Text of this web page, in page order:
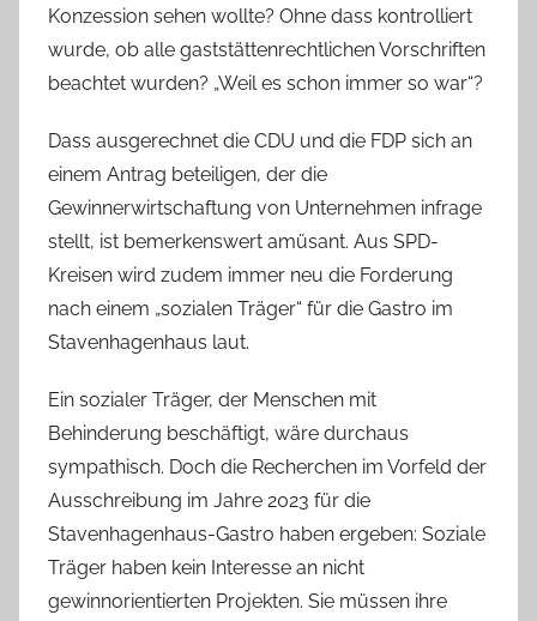
Konzession sehen wollte? Ohne dass kontrolliert
wurde, ob alle gaststättenrechtlichen Vorschriften
beachtet wurden? „Weil es schon immer so war“?
Dass ausgerechnet die CDU und die FDP sich an
einem Antrag beteiligen, der die
Gewinnerwirtschaftung von Unternehmen infrage
stellt, ist bemerkenswert amüsant. Aus SPD-
Kreisen wird zudem immer neu die Forderung
nach einem „sozialen Träger“ für die Gastro im
Stavenhagenhaus laut.
Ein sozialer Träger, der Menschen mit
Behinderung beschäftigt, wäre durchaus
sympathisch. Doch die Recherchen im Vorfeld der
Ausschreibung im Jahre 2023 für die
Stavenhagenhaus-Gastro haben ergeben: Soziale
Träger haben kein Interesse an nicht
gewinnorientierten Projekten. Sie müssen ihre